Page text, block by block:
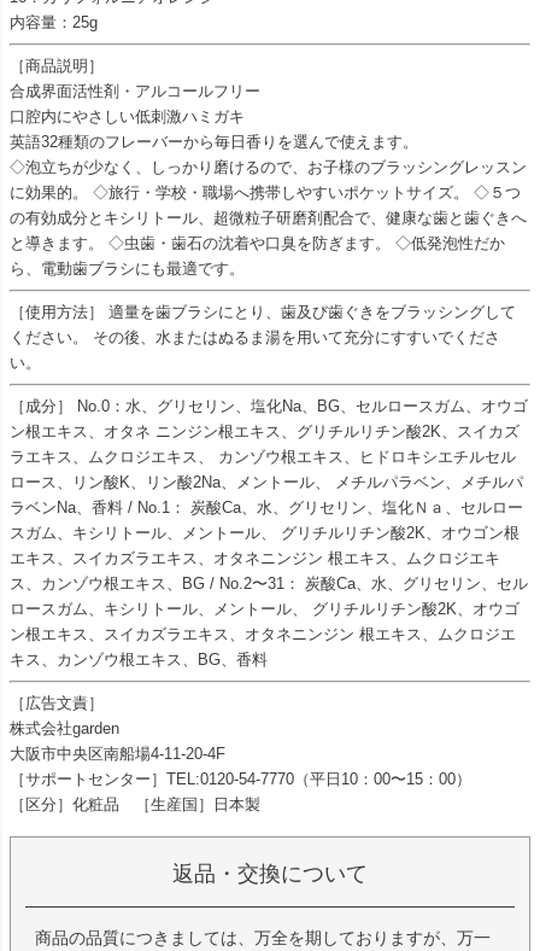
内容量：25g
［商品説明］
合成界面活性剤・アルコールフリー
口腔内にやさしい低刺激ハミガキ
英語32種類のフレーバーから毎日香りを選んで使えます。
◇泡立ちが少なく、しっかり磨けるので、お子様のブラッシングレッスン
に効果的。 ◇旅行・学校・職場へ携帯しやすいポケットサイズ。 ◇５つ
の有効成分とキシリトール、超微粒子研磨剤配合で、健康な歯と歯ぐきへ
と導きます。 ◇虫歯・歯石の沈着や口臭を防ぎます。 ◇低発泡性だか
ら、電動歯ブラシにも最適です。
［使用方法］ 適量を歯ブラシにとり、歯及び歯ぐきをブラッシングして
ください。 その後、水またはぬるま湯を用いて充分にすすいでくださ
い。
［成分］ No.0：水、グリセリン、塩化Na、BG、セルロースガム、オウゴ
ン根エキス、オタネ ニンジン根エキス、グリチルリチン酸2K、スイカズ
ラエキス、ムクロジエキス、 カンゾウ根エキス、ヒドロキシエチルセル
ロース、リン酸K、リン酸2Na、メントール、 メチルパラベン、メチルパ
ラベンNa、香料 / No.1： 炭酸Ca、水、グリセリン、塩化Ｎａ、セルロー
スガム、キシリトール、メントール、 グリチルリチン酸2K、オウゴン根
エキス、スイカズラエキス、オタネニンジン 根エキス、ムクロジエキ
ス、カンゾウ根エキス、BG / No.2〜31： 炭酸Ca、水、グリセリン、セル
ロースガム、キシリトール、メントール、 グリチルリチン酸2K、オウゴ
ン根エキス、スイカズラエキス、オタネニンジン 根エキス、ムクロジエ
キス、カンゾウ根エキス、BG、香料
［広告文責］
株式会社garden
大阪市中央区南船場4-11-20-4F
［サポートセンター］TEL:0120-54-7770（平日10：00〜15：00）
［区分］化粧品 ［生産国］日本製
返品・交換について
商品の品質につきましては、万全を期しておりますが、万一